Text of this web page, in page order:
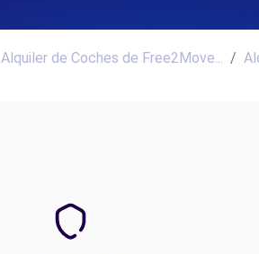
Alquiler de Coches de Free2Move...